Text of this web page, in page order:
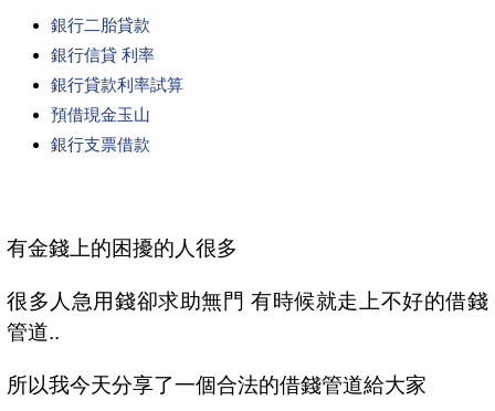
銀行二胎貸款
銀行信貸 利率
銀行貸款利率試算
預借現金玉山
銀行支票借款
有金錢上的困擾的人很多
很多人急用錢卻求助無門 有時候就走上不好的借錢
管道..
所以我今天分享了一個合法的借錢管道給大家